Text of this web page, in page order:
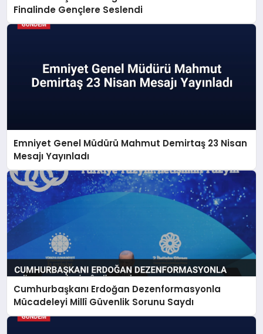
Finalinde Gençlere Seslendi
Emniyet Genel Müdürü Mahmut Demirtaş 23 Nisan
Mesajı Yayınladı
Cumhurbaşkanı Erdoğan Dezenformasyonla
Mücadeleyi Millî Güvenlik Sorunu Saydı